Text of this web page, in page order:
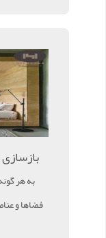
به هر
فضاها و